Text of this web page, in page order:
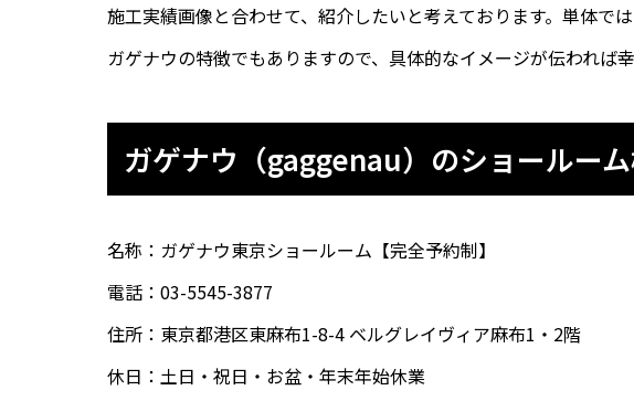
施工実績画像と合わせて、紹介したいと考えております。単体で
ガゲナウの特徴でもありますので、具体的なイメージが伝われば幸
ガゲナウ（gaggenau）のショールー
名称：ガゲナウ東京ショールーム【完全予約制】
電話：03-5545-3877
住所：東京都港区東麻布1-8-4 ベルグレイヴィア麻布1・2階
休日：土日・祝日・お盆・年末年始休業